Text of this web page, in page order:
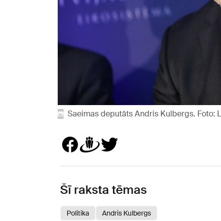
Saeimas deputāts Andris Kulbergs. Foto:
Šī raksta tēmas
Politika Andris Kulbergs